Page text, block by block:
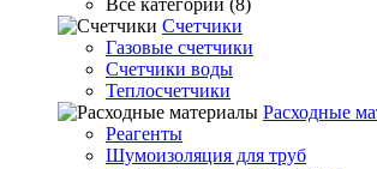
Все категории (8)
Счетчики
Газовые счетчики
Счетчики воды
Теплосчетчики
Расходные
Реагенты
Шумоизоляция для труб